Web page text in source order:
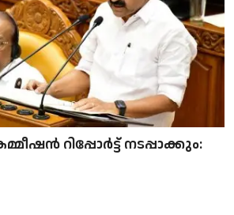
റിപ്പോർട്ട് നടപ്പാക്കും: